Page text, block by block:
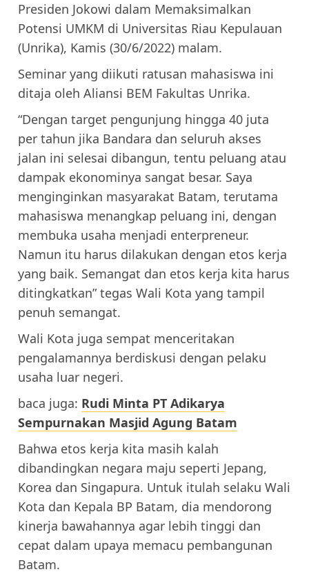
Presiden Jokowi dalam Memaksimalkan
Potensi UMKM di Universitas Riau Kepulauan
(Unrika), Kamis (30/6/2022) malam.
Seminar yang diikuti ratusan mahasiswa ini
ditaja oleh Aliansi BEM Fakultas Unrika.
“Dengan target pengunjung hingga 40 juta
per tahun jika Bandara dan seluruh akses
jalan ini selesai dibangun, tentu peluang atau
dampak ekonominya sangat besar. Saya
menginginkan masyarakat Batam, terutama
mahasiswa menangkap peluang ini, dengan
membuka usaha menjadi enterpreneur.
Namun itu harus dilakukan dengan etos kerja
yang baik. Semangat dan etos kerja kita harus
ditingkatkan” tegas Wali Kota yang tampil
penuh semangat.
Wali Kota juga sempat menceritakan
pengalamannya berdiskusi dengan pelaku
usaha luar negeri.
baca juga: Rudi Minta PT Adikarya
Sempurnakan Masjid Agung Batam
Bahwa etos kerja kita masih kalah
dibandingkan negara maju seperti Jepang,
Korea dan Singapura. Untuk itulah selaku Wali
Kota dan Kepala BP Batam, dia mendorong
kinerja bawahannya agar lebih tinggi dan
cepat dalam upaya memacu pembangunan
Batam.